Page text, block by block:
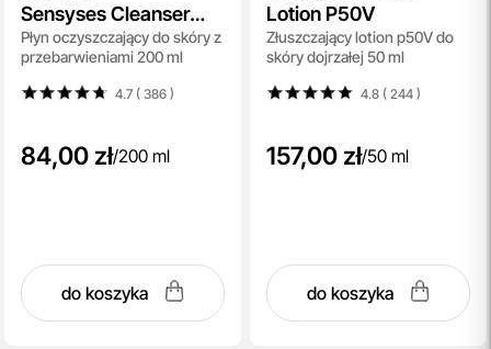
Sensyses Cleanser
Lightening
Płyn oczyszczający do skóry z
przebarwieniami 200 ml
4.7 ( 386)
84,00 zł/200 ml
do koszyka
Lotion P50V
Złuszczający lotion p50V do
skóry dojrzałej 50 ml
4.8 ( 244)
157,00 zł/50 ml
do koszyka